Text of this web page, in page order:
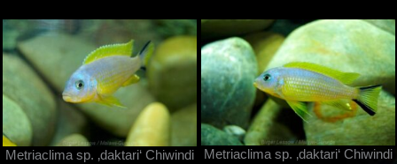
Metriaclima sp. ‚daktari‘ Chiwindi Metriaclima sp. ‚daktari‘ Chiwindi